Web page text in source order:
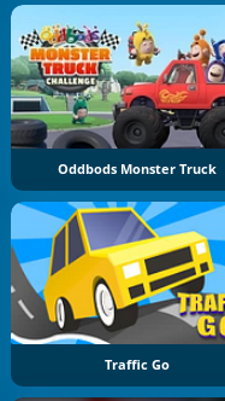
Oddbods Monster Truck
Traffic Go